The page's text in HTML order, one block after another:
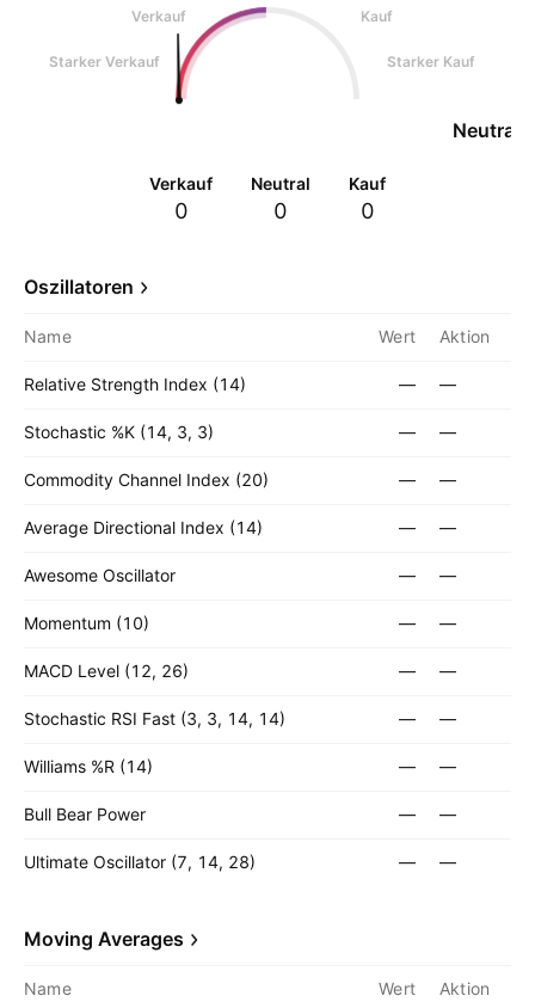
Verkauf
Kauf
Starker Verkauf Starker Kauf
Neutral
Verkauf
0
Neutral
0
Kauf
0
Oszillatoren
Name Wert Aktion
Relative Strength Index (14) — —
Stochastic %K (14, 3, 3) — —
Commodity Channel Index (20) — —
Average Directional Index (14) — —
Awesome Oscillator — —
Momentum (10) — —
MACD Level (12, 26) — —
Stochastic RSI Fast (3, 3, 14, 14) — —
Williams %R (14) — —
Bull Bear Power — —
Ultimate Oscillator (7, 14, 28) — —
Moving Averages
Name Wert Aktion